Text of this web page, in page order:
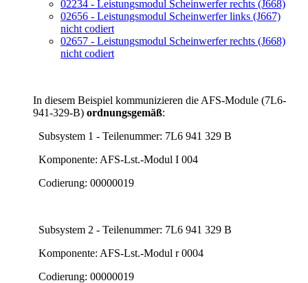
02234 - Leistungsmodul Scheinwerfer rechts (J668)
02656 - Leistungsmodul Scheinwerfer links (J667)
nicht codiert
02657 - Leistungsmodul Scheinwerfer rechts (J668)
nicht codiert
In diesem Beispiel kommunizieren die AFS-Module (7L6-
941-329-B) ordnungsgemäß:
Subsystem 1 - Teilenummer: 7L6 941 329 B
Komponente: AFS-Lst.-Modul I 004
Codierung: 00000019
Subsystem 2 - Teilenummer: 7L6 941 329 B
Komponente: AFS-Lst.-Modul r 0004
Codierung: 00000019